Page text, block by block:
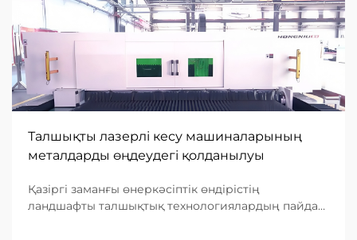
Талшықты лазерлі кесу машиналарының
металдарды өңдеудегі қолданылуы
Қазіргі заманғы өнеркәсіптік өндірістің
ландшафты талшықтық технологиялардың пайда